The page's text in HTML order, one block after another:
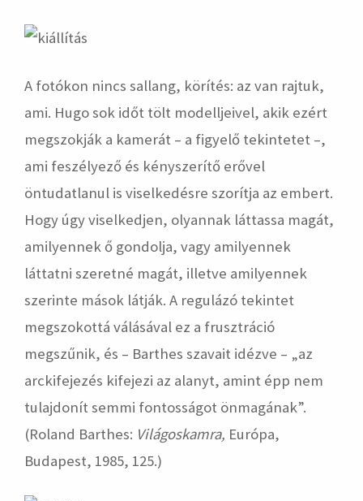
A fotókon nincs sallang, körítés: az van rajtuk,
ami. Hugo sok időt tölt modelljeivel, akik ezért
megszokják a kamerát – a figyelő tekintetet –,
ami feszélyező és kényszerítő erővel
öntudatlanul is viselkedésre szorítja az embert.
Hogy úgy viselkedjen, olyannak láttassa magát,
amilyennek ő gondolja, vagy amilyennek
láttatni szeretné magát, illetve amilyennek
szerinte mások látják. A regulázó tekintet
megszokottá válásával ez a frusztráció
megszűnik, és – Barthes szavait idézve – „az
arckifejezés kifejezi az alanyt, amint épp nem
tulajdonít semmi fontosságot önmagának”.
(Roland Barthes: Világoskamra, Európa,
Budapest, 1985, 125.)